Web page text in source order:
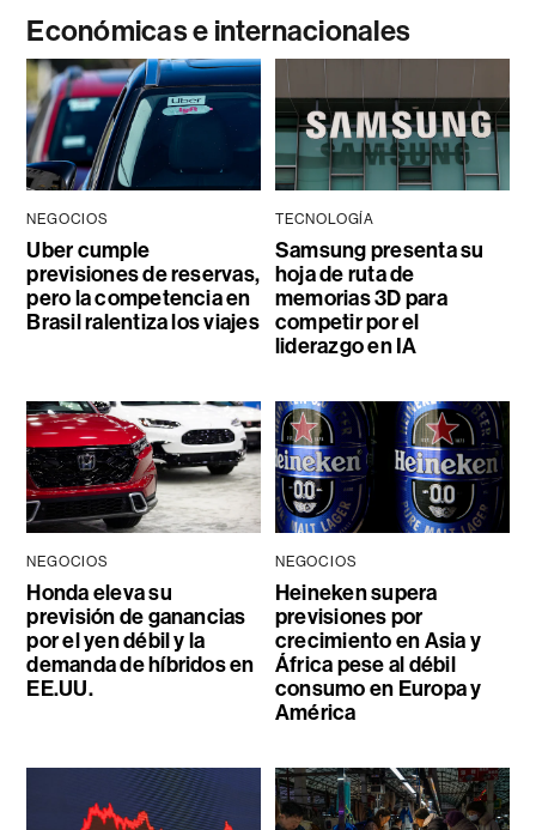
Económicas e internacionales
NEGOCIOS
Uber cumple
previsiones de reservas,
pero la competencia en
Brasil ralentiza los viajes
TECNOLOGÍA
Samsung presenta su
hoja de ruta de
memorias 3D para
competir por el
liderazgo en IA
NEGOCIOS
Honda eleva su
previsión de ganancias
por el yen débil y la
demanda de híbridos en
EE.UU.
NEGOCIOS
Heineken supera
previsiones por
crecimiento en Asia y
África pese al débil
consumo en Europa y
América